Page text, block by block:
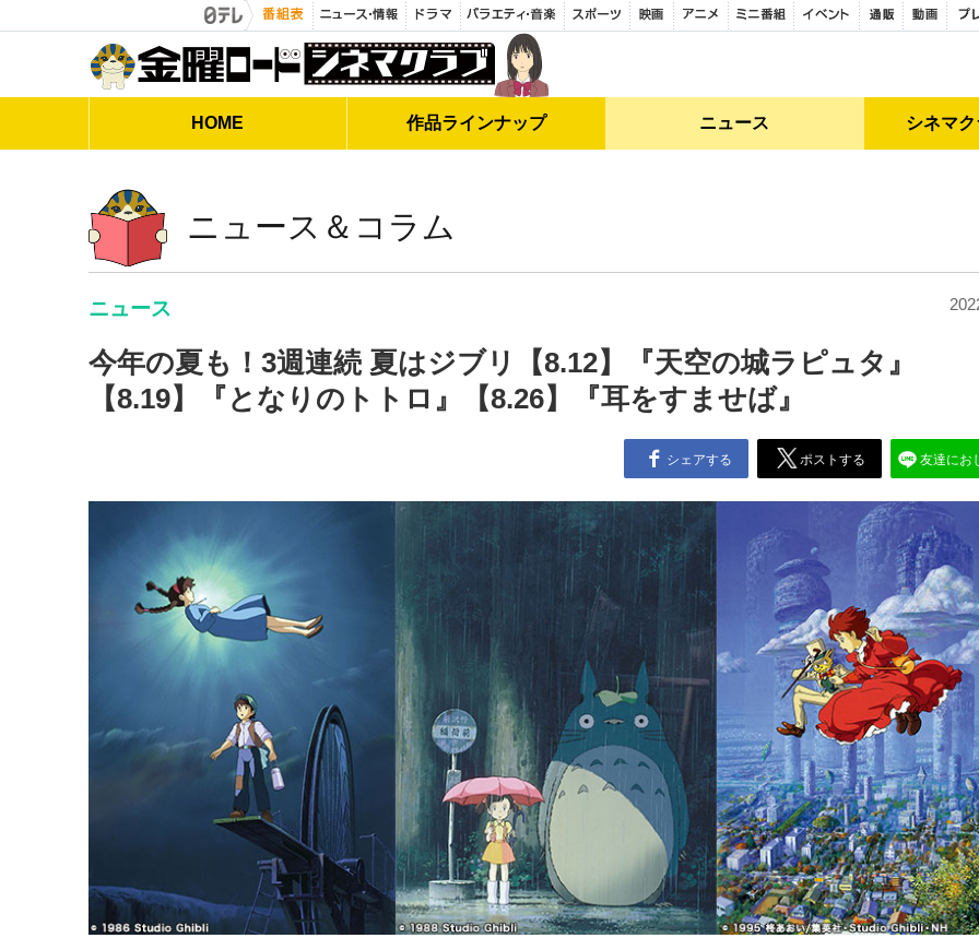
HOME 作品ラインナップ ニュース シネマ
ニュース＆コラム
ニュース
今年の夏も！3週連続 夏はジブリ【8.12】『天空の城ラピュタ』
【8.19】『となりのトトロ』【8.26】『耳をすませば』
シェアする ポストする 友達にお